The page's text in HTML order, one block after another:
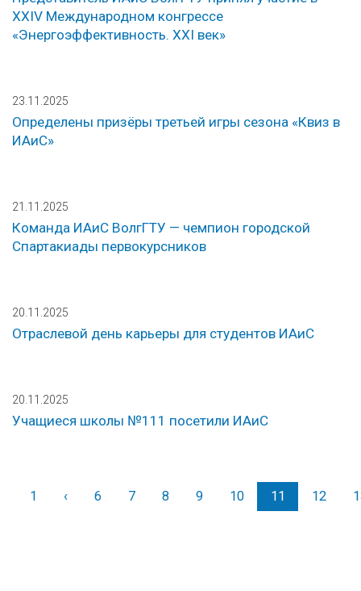
XXIV Международном конгрессе
«Энергоэффективность. XXI век»
23.11.2025
Определены призёры третьей игры сезона «Квиз в
ИАиС»
21.11.2025
Команда ИАиС ВолгГТУ — чемпион городской
Спартакиады первокурсников
20.11.2025
Отраслевой день карьеры для студентов ИАиС
20.11.2025
Учащиеся школы №111 посетили ИАиС
1 ‹Назад
6 7 8 9 10 11 12